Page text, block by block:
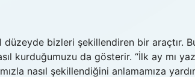
bizleri şekillendiren bir araçtır.
kurduğumuzu da gösterir. “İlk ay mı
nasıl şekillendiğini anlamamıza